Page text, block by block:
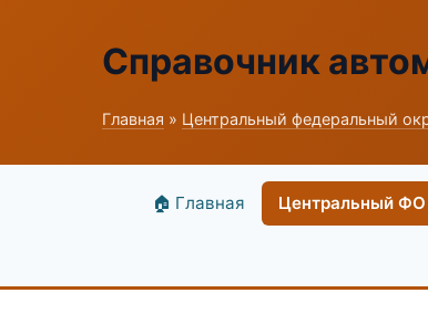
Справочник
Главная » Центральный федеральный
🏠 Главная Центральный ФО